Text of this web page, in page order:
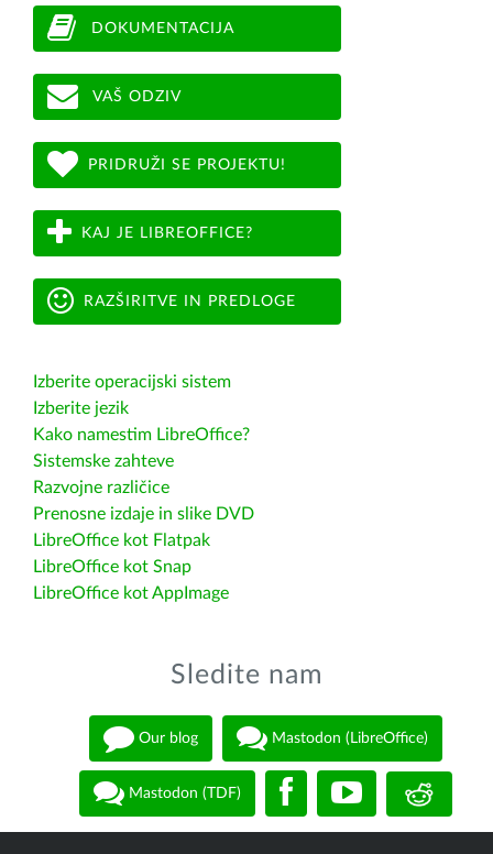
DOKUMENTACIJA
VAŠ ODZIV
PRIDRUŽI SE PROJEKTU!
KAJ JE LIBREOFFICE?
RAZŠIRITVE IN PREDLOGE
Izberite operacijski sistem
Izberite jezik
Kako namestim LibreOffice?
Sistemske zahteve
Razvojne različice
Prenosne izdaje in slike DVD
LibreOffice kot Flatpak
LibreOffice kot Snap
LibreOffice kot AppImage
Sledite nam
Our blog Mastodon (LibreOffice)
Mastodon (TDF)